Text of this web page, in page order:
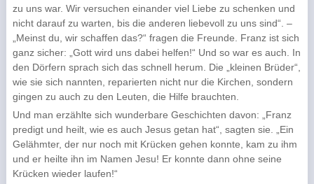
zu uns war. Wir versuchen einander viel Liebe zu schenken und
nicht darauf zu warten, bis die anderen liebevoll zu uns sind“. –
„Meinst du, wir schaffen das?“ fragen die Freunde. Franz ist sich
ganz sicher: „Gott wird uns dabei helfen!“ Und so war es auch. In
den Dörfern sprach sich das schnell herum. Die „kleinen Brüder“,
wie sie sich nannten, reparierten nicht nur die Kirchen, sondern
gingen zu auch zu den Leuten, die Hilfe brauchten.
Und man erzählte sich wunderbare Geschichten davon: „Franz
predigt und heilt, wie es auch Jesus getan hat“, sagten sie. „Ein
Gelähmter, der nur noch mit Krücken gehen konnte, kam zu ihm
und er heilte ihn im Namen Jesu! Er konnte dann ohne seine
Krücken wieder laufen!“